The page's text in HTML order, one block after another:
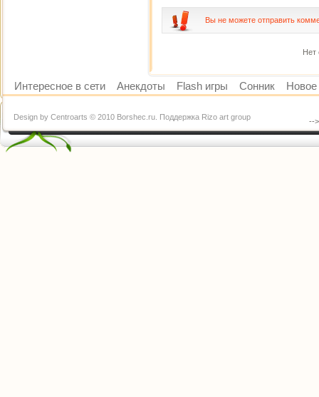
Вы не можете отправить
Нет
Интересное в сети Анекдоты Flash игры Сонник Новое
Design by Centroarts © 2010 Borshec.ru. Поддержка Rizo art group --